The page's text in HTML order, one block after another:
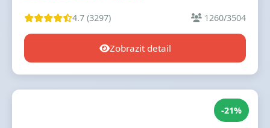
4.7 (3297) 1260/3504
Zobrazit detail
-21%